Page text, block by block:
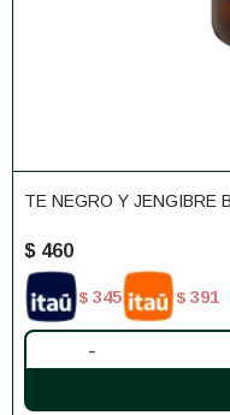
TE NEGRO Y JENGIBRE
$ 460
$ 345 $ 391
-